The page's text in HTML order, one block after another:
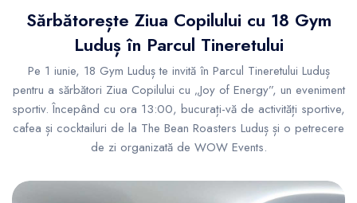
Sărbătorește Ziua Copilului cu 18 Gym
Luduș în Parcul Tineretului
Pe 1 iunie, 18 Gym Luduș te invită în Parcul Tineretului Luduș
pentru a sărbători Ziua Copilului cu „Joy of Energy”, un eveniment
sportiv. Începând cu ora 13:00, bucurați-vă de activități sportive,
cafea și cocktailuri de la The Bean Roasters Luduș și o petrecere
de zi organizată de WOW Events.